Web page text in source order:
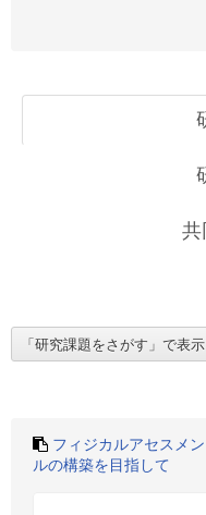
共
フィジカルアセスメ
ルの構築を目指して